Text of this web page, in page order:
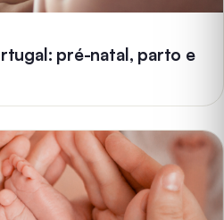
pré-natal, parto e